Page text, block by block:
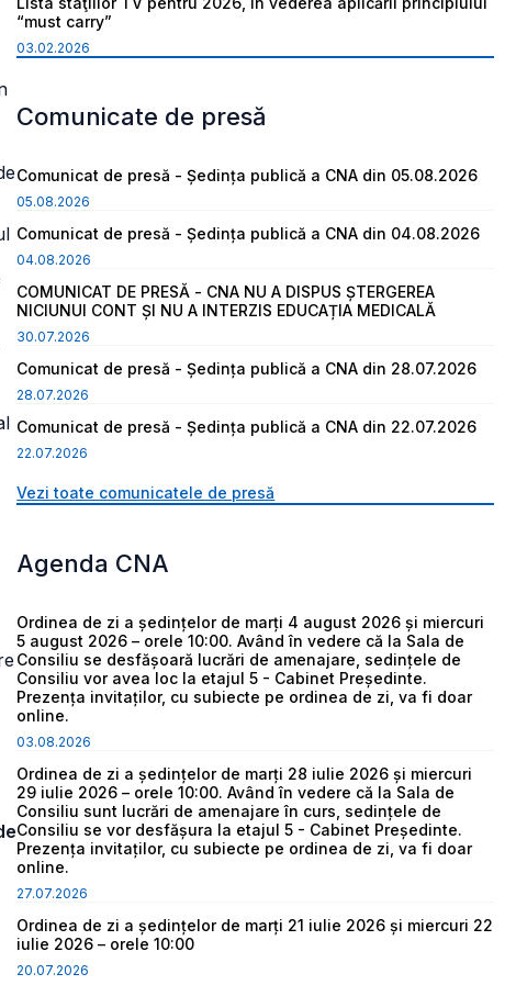
“must carry”
03.02.2026
Comunicate de presă
Comunicat de presă - Ședința publică a CNA din 05.08.2026
05.08.2026
Comunicat de presă - Ședința publică a CNA din 04.08.2026
04.08.2026
COMUNICAT DE PRESĂ - CNA NU A DISPUS ȘTERGEREA
NICIUNUI CONT ȘI NU A INTERZIS EDUCAȚIA MEDICALĂ
30.07.2026
Comunicat de presă - Ședința publică a CNA din 28.07.2026
28.07.2026
Comunicat de presă - Ședința publică a CNA din 22.07.2026
22.07.2026
Vezi toate comunicatele de presă
Agenda CNA
Ordinea de zi a ședințelor de marți 4 august 2026 și miercuri
5 august 2026 – orele 10:00. Având în vedere că la Sala de
Consiliu se desfășoară lucrări de amenajare, sedințele de
Consiliu vor avea loc la etajul 5 - Cabinet Președinte.
Prezența invitaților, cu subiecte pe ordinea de zi, va fi doar
online.
03.08.2026
Ordinea de zi a ședințelor de marți 28 iulie 2026 și miercuri
29 iulie 2026 – orele 10:00. Având în vedere că la Sala de
Consiliu sunt lucrări de amenajare în curs, sedințele de
Consiliu se vor desfășura la etajul 5 - Cabinet Președinte.
Prezența invitaților, cu subiecte pe ordinea de zi, va fi doar
online.
27.07.2026
Ordinea de zi a ședințelor de marți 21 iulie 2026 și miercuri 22
iulie 2026 – orele 10:00
20.07.2026